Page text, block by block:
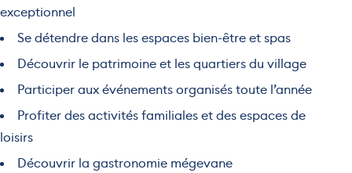
exceptionnel
Se détendre dans les espaces bien-être et spas
Découvrir le patrimoine et les quartiers du village
Participer aux événements organisés toute l’année
Profiter des activités familiales et des espaces de
loisirs
Découvrir la gastronomie mégevane